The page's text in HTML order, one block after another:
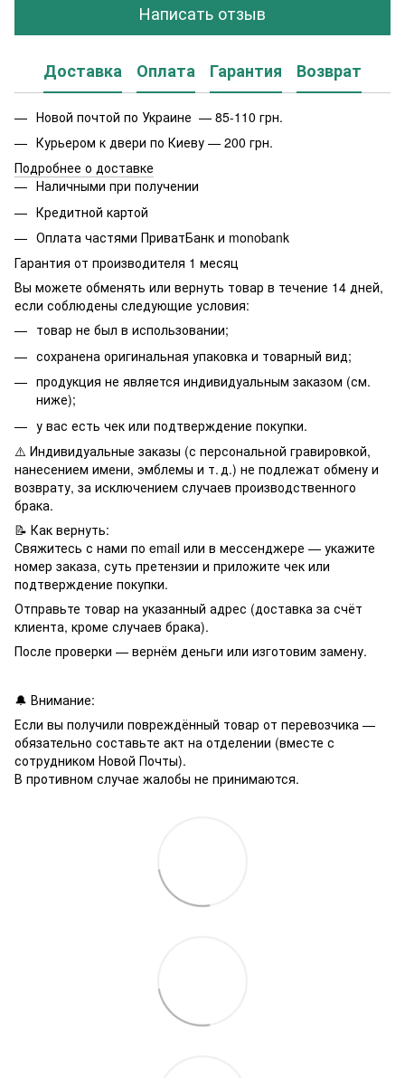
Написать отзыв
Доставка Оплата Гарантия Возврат
Новой почтой по Украине — 85-110 грн.
Курьером к двери по Киеву — 200 грн.
Подробнее о доставке
Наличными при получении
Кредитной картой
Оплата частями ПриватБанк и monobank
Гарантия от производителя 1 месяц
Вы можете обменять или вернуть товар в течение 14 дней,
если соблюдены следующие условия:
товар не был в использовании;
сохранена оригинальная упаковка и товарный вид;
продукция не является индивидуальным заказом (см.
ниже);
у вас есть чек или подтверждение покупки.
⚠️ Индивидуальные заказы (с персональной гравировкой,
нанесением имени, эмблемы и т. д.) не подлежат обмену и
возврату, за исключением случаев производственного
брака.
📝 Как вернуть:
Свяжитесь с нами по email или в мессенджере — укажите
номер заказа, суть претензии и приложите чек или
подтверждение покупки.
Отправьте товар на указанный адрес (доставка за счёт
клиента, кроме случаев брака).
После проверки — вернём деньги или изготовим замену.
🔔 Внимание:
Если вы получили повреждённый товар от перевозчика —
обязательно составьте акт на отделении (вместе с
сотрудником Новой Почты).
В противном случае жалобы не принимаются.